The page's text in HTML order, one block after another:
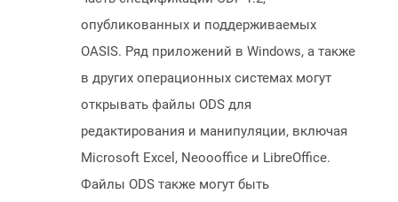
опубликованных и поддерживаемых
OASIS. Ряд приложений в Windows, а также
в других операционных системах могут
открывать файлы ODS для
редактирования и манипуляции, включая
Microsoft Excel, Neoooffice и LibreOffice.
Файлы ODS также могут быть